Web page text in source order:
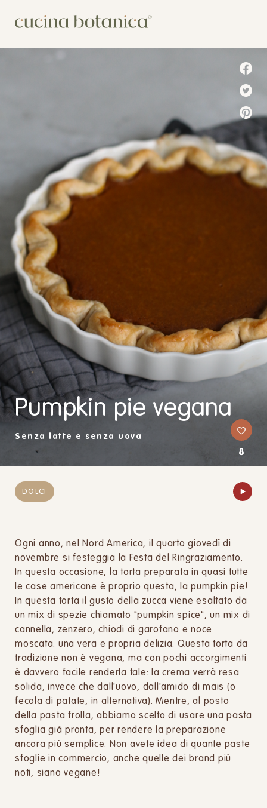
Shop
Pumpkin pie vegana
Senza latte e senza uova
8
DOLCI
Ogni anno, nel Nord America, il quarto giovedì di
novembre si festeggia la Festa del Ringraziamento.
In questa occasione, la torta preparata in quasi tutte
le case americane è proprio questa, la pumpkin pie!
In questa torta il gusto della zucca viene esaltato da
un mix di spezie chiamato "pumpkin spice", un mix di
cannella, zenzero, chiodi di garofano e noce
moscata: una vera e propria delizia. Questa torta da
tradizione non è vegana, ma con pochi accorgimenti
è davvero facile renderla tale: la crema verrà resa
solida, invece che dall'uovo, dall'amido di mais (o
fecola di patate, in alternativa). Mentre, al posto
della pasta frolla, abbiamo scelto di usare una pasta
sfoglia già pronta, per rendere la preparazione
ancora più semplice. Non avete idea di quante paste
sfoglie in commercio, anche quelle dei brand più
noti, siano vegane!